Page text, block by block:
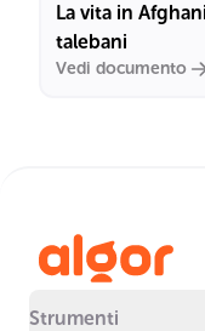
La vita in
talebani
Vedi documento
Strumenti